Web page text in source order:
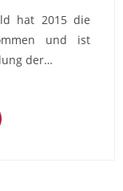
hat 2015 die
und ist
der…